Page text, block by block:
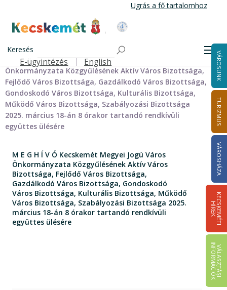
tartalomra
Ugrás a fő tartalomhoz
Kecskemét Város Honlapja
Keresés
Felső navigáció
E-ügyintézés English VÁROSUNK
TURIZMUS
VÁROSHÁZA
K
E
C
S
K
E
M
É
T
I
HÍ
R
E
K
V
Á
L
A
S
Z
T
Á
S
I
IN
F
O
R
M
Á
C
I
Ó
K
Önkormányzat
Szabályozási Bizottság
Szabályozási Bizottság meghívói
M E G H Í V Ó Kecskemét Megyei Jogú Város
Önkormányzata Közgyűlésének Aktív Város Bizottsága,
Fejlődő Város Bizottsága, Gazdálkodó Város Bizottsága,
Gondoskodó Város Bizottsága, Kulturális Bizottsága,
Működő Város Bizottsága, Szabályozási Bizottsága
2025. március 18-án 8 órakor tartandó rendkívüli
együttes ülésére
M E G H Í V Ó Kecskemét Megyei Jogú Város
Önkormányzata Közgyűlésének Aktív Város
Bizottsága, Fejlődő Város Bizottsága,
Gazdálkodó Város Bizottsága, Gondoskodó
Város Bizottsága, Kulturális Bizottsága, Működő
Város Bizottsága, Szabályozási Bizottsága 2025.
március 18-án 8 órakor tartandó rendkívüli
együttes ülésére